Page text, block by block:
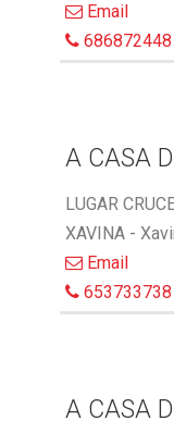
Email
686872448
A CASA
LUGAR
XAVINA -
Email
653733738
A CASA